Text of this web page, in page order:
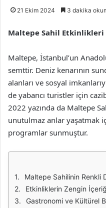
21 Ekim 2024 3 dakika
Maltepe Sahil Etkinlikleri
Maltepe, İstanbul’un
semttir. Deniz kenarının
alanları ve sosyal
de yabancı turistler için
2022 yazında da Maltepe
unutulmaz anlar yaşatmak
programlar sunmuştur.
Maltepe Sahilinin Renkli
Etkinliklerin Zengin
Gastronomi ve Kültürel